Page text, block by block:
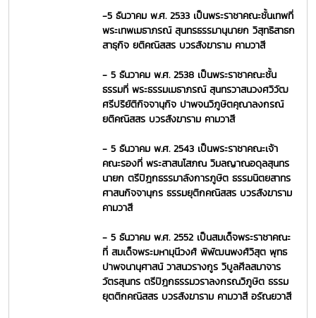
-5 ธันวาคม พ.ศ. 2533 เป็นพระราชาคณะชั้นเทพที่
พระเทพเมธาภรณ์ สุนทรธรรมานุนายก วิสุทธิสาธก
สาธุกิจ ยติคณิสสร บวรสังฆาราม คามวาสี
- 5 ธันวาคม พ.ศ. 2538 เป็นพระราชาคณะชั้น
ธรรมที่ พระธรรมเมธาภรณ์ สุนทรวาสนวงศวิวัฒ
ศรีปริยัติกิจจานุกิจ ปาพจนวิภูษิตคุณาลงกรณ์
ยติคณิสสร บวรสังฆาราม คามวาสี
- 5 ธันวาคม พ.ศ. 2543 เป็นพระราชาคณะเจ้า
คณะรองที่ พระสาสนโสภณ วิมลญาณอดุลสุนทร
นายก ตรีปิฎกธรรมาลังการภูษิต ธรรมนิตยสาทร
ศาสนกิจจานุกร ธรรมยุติกคณิสสร บวรสังฆาราม
คามวาสี
- 5 ธันวาคม พ.ศ. 2552 เป็นสมเด็จพระราชาคณะ
ที่ สมเด็จพระมหามุนีวงศ์ พิพัฒนพงศ์วิสุต พุทธ
ปาพจนานุศาสน์ วาสนวรางกูร วิบูลศีลสมาจาร
วัตรสุนทร ตรีปิฎกธรรมวราลงกรณวิภูษิต ธรรม
ยุตติกคณิสสร บวรสังฆาราม คามวาสี อรัณยวาสี